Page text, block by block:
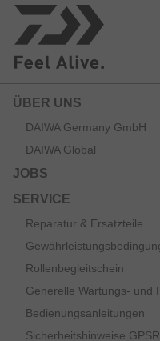
ÜBER UNS
DAIWA Germany GmbH
DAIWA Global
JOBS
SERVICE
Reparatur & Ersatzteile
Rollenbegleitschein
Generelle Wartungs- und
Bedienungsanleitungen
Sicherheitshinweise GPSR